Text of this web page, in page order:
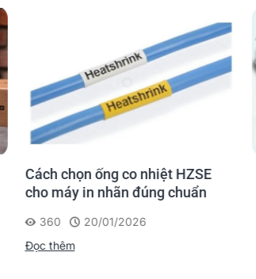
Cách chọn ống co nhiệt HZSE
cho máy in nhãn đúng chuẩn
360
20/01/2026
Đọc thêm